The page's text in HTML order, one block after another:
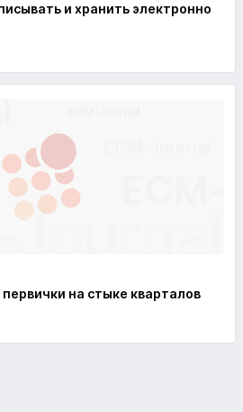
и хранить электронно
на стыке кварталов